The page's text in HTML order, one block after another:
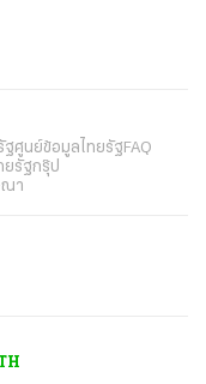
ฐศูนย์ข้อมูลไทยรัฐFAQ
ยรัฐกรุ๊ป
ณา